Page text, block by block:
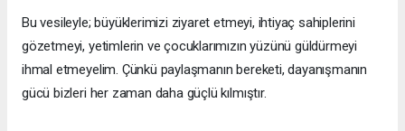
Bu vesileyle; büyüklerimizi ziyaret etmeyi, ihtiyaç sahiplerini
gözetmeyi, yetimlerin ve çocuklarımızın yüzünü güldürmeyi
ihmal etmeyelim. Çünkü paylaşmanın bereketi, dayanışmanın
gücü bizleri her zaman daha güçlü kılmıştır.